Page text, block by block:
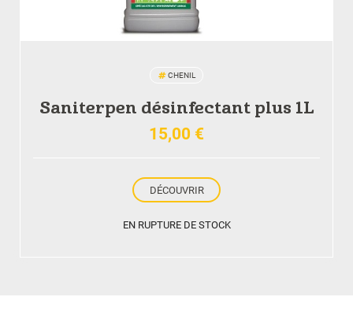
CHENIL
Saniterpen désinfectant plus 1L
15,00 €
DÉCOUVRIR
EN RUPTURE DE STOCK